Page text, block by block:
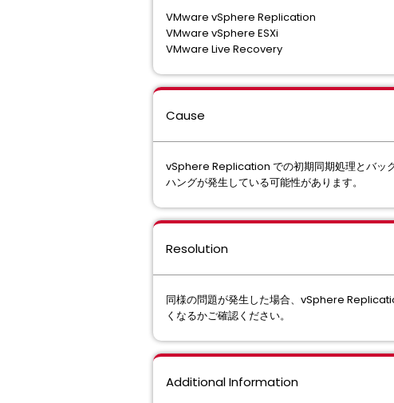
VMware vSphere Replication
VMware vSphere ESXi
VMware Live Recovery
Cause
vSphere Replication での初期同期処理とバッ
ハングが発生している可能性があります。
Resolution
同様の問題が発生した場合、vSphere
くなるかご確認ください。
Additional Information